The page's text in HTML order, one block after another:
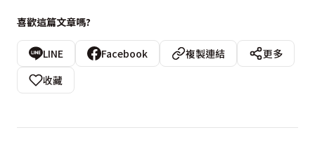
喜歡這篇文章嗎?
LINE Facebook 複製連結
更多
收藏